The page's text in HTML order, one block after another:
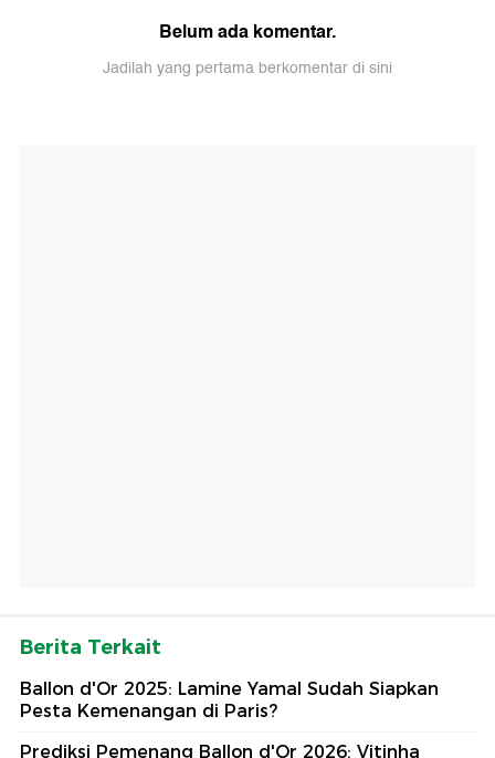
Belum ada komentar.
Jadilah yang pertama berkomentar di sini
Berita Terkait
Ballon d'Or 2025: Lamine Yamal Sudah Siapkan
Pesta Kemenangan di Paris?
Prediksi Pemenang Ballon d'Or 2026: Vitinha